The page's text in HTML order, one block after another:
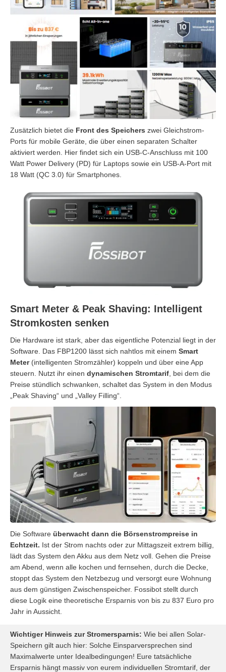
Zusätzlich bietet die Front des Speichers zwei Gleichstrom-
Ports für mobile Geräte, die über einen separaten Schalter
aktiviert werden. Hier findet sich ein USB-C-Anschluss mit 100
Watt Power Delivery (PD) für Laptops sowie ein USB-A-Port mit
18 Watt (QC 3.0) für Smartphones.
Smart Meter & Peak Shaving: Intelligent
Stromkosten senken
Die Hardware ist stark, aber das eigentliche Potenzial liegt in der
Software. Das FBP1200 lässt sich nahtlos mit einem Smart
Meter(intelligenten Stromzähler) koppeln und über eine App
steuern. Nutzt ihr einen dynamischen Stromtarif, bei dem die
Preise stündlich schwanken, schaltet das System in den Modus
„Peak Shaving“ und „Valley Filling“.
Die Software überwacht dann die Börsenstrompreise in
Echtzeit. Ist der Strom nachts oder zur Mittagszeit extrem billig,
lädt das System den Akku aus dem Netz voll. Gehen die Preise
am Abend, wenn alle kochen und fernsehen, durch die Decke,
stoppt das System den Netzbezug und versorgt eure Wohnung
aus dem günstigen Zwischenspeicher. Fossibot stellt durch
diese Logik eine theoretische Ersparnis von bis zu 837 Euro pro
Jahr in Aussicht.
Wichtiger Hinweis zur Stromersparnis: Wie bei allen Solar-
Speichern gilt auch hier: Solche Einsparversprechen sind
Maximalwerte unter Idealbedingungen! Eure tatsächliche
Ersparnis hängt massiv von eurem individuellen Stromtarif, der